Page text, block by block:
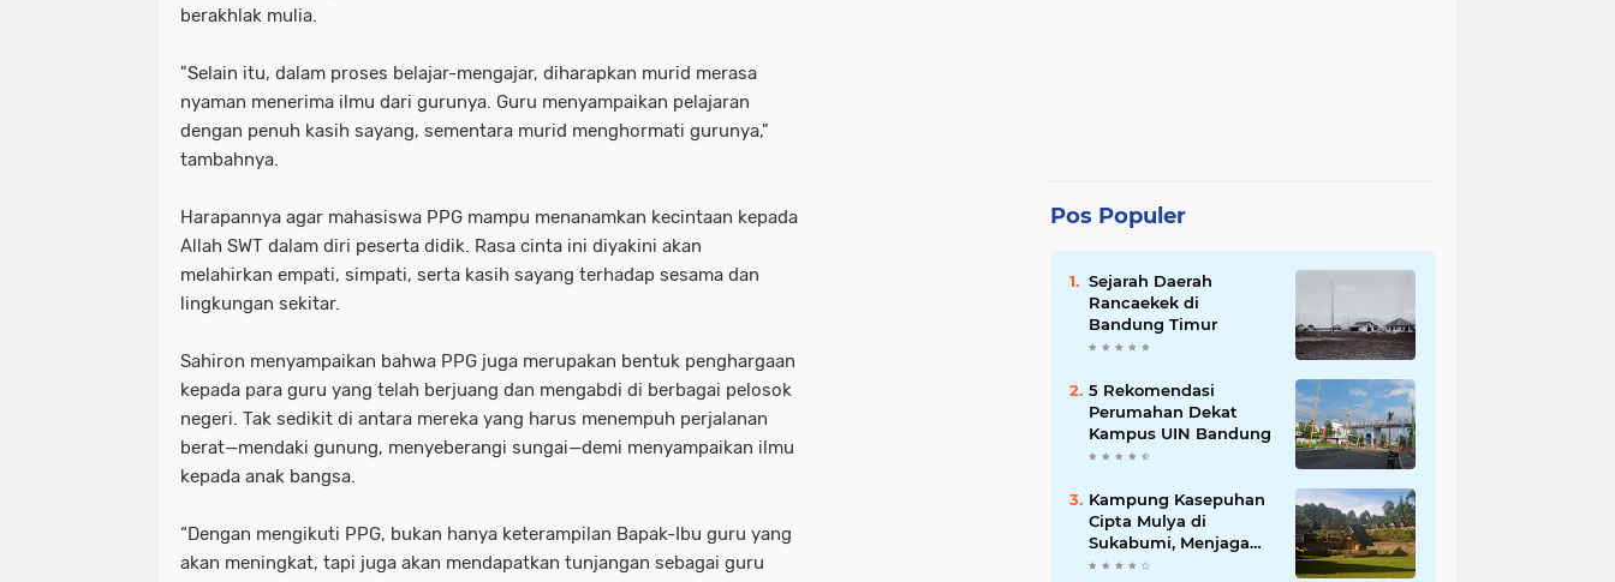
berakhlak mulia.
"Selain itu, dalam proses belajar-mengajar, diharapkan murid merasa
nyaman menerima ilmu dari gurunya. Guru menyampaikan pelajaran
dengan penuh kasih sayang, sementara murid menghormati gurunya,"
tambahnya.
Harapannya agar mahasiswa PPG mampu menanamkan kecintaan kepada
Allah SWT dalam diri peserta didik. Rasa cinta ini diyakini akan
melahirkan empati, simpati, serta kasih sayang terhadap sesama dan
lingkungan sekitar.
Sahiron menyampaikan bahwa PPG juga merupakan bentuk penghargaan
kepada para guru yang telah berjuang dan mengabdi di berbagai pelosok
negeri. Tak sedikit di antara mereka yang harus menempuh perjalanan
berat—mendaki gunung, menyeberangi sungai—demi menyampaikan ilmu
kepada anak bangsa.
“Dengan mengikuti PPG, bukan hanya keterampilan Bapak-Ibu guru yang
akan meningkat, tapi juga akan mendapatkan tunjangan sebagai guru
Pos Populer
Sejarah Daerah
Rancaekek di
Bandung Timur
5 Rekomendasi
Perumahan Dekat
Kampus UIN Bandung
Kampung Kasepuhan
Cipta Mulya di
Sukabumi, Menjaga
Alam dengan Tradisi